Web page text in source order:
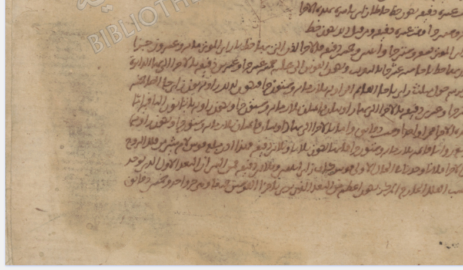
Licenses FAQ · Contact·
Impressum·Privacy· 2013
Print 🖨